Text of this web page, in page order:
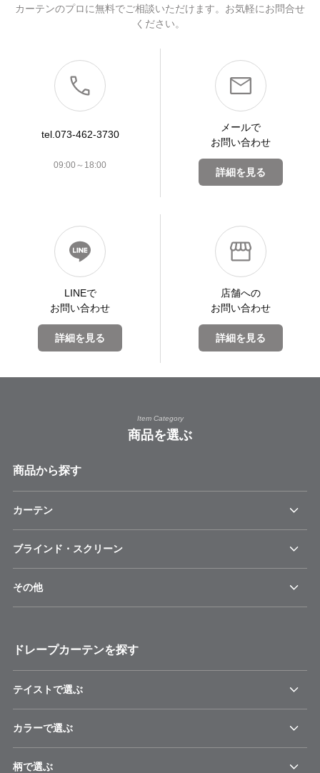
カーテンのプロに無料でご相談いただけます。お気軽にお問合せ
ください。
tel.073-462-3730
09:00～18:00
メールで
お問い合わせ
詳細を見る
LINEで
お問い合わせ
詳細を見る
店舗への
お問い合わせ
詳細を見る
Item Category
商品を選ぶ
商品から探す
カーテン
ブラインド・スクリーン
その他
ドレープカーテンを探す
テイストで選ぶ
カラーで選ぶ
柄で選ぶ